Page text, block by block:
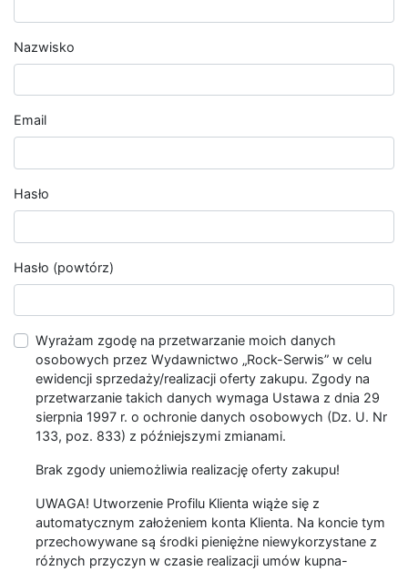
Nazwisko
Email
Hasło
Hasło (powtórz)
Wyrażam zgodę na przetwarzanie moich danych
osobowych przez Wydawnictwo „Rock-Serwis” w celu
ewidencji sprzedaży/realizacji oferty zakupu. Zgody na
przetwarzanie takich danych wymaga Ustawa z dnia 29
sierpnia 1997 r. o ochronie danych osobowych (Dz. U. Nr
133, poz. 833) z późniejszymi zmianami.
Brak zgody uniemożliwia realizację oferty zakupu!
UWAGA! Utworzenie Profilu Klienta wiąże się z
automatycznym założeniem konta Klienta. Na koncie tym
przechowywane są środki pieniężne niewykorzystane z
różnych przyczyn w czasie realizacji umów kupna-